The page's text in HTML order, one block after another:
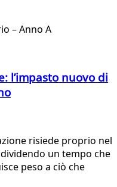
– Anno A
l’impasto nuovo di
risiede proprio nel
un tempo che
peso a ciò che